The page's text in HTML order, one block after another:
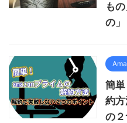
も
の」
簡
約
の